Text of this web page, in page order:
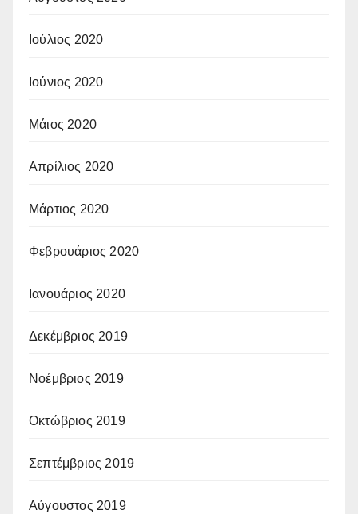
Ιούλιος 2020
Ιούνιος 2020
Μάιος 2020
Απρίλιος 2020
Μάρτιος 2020
Φεβρουάριος 2020
Ιανουάριος 2020
Δεκέμβριος 2019
Νοέμβριος 2019
Οκτώβριος 2019
Σεπτέμβριος 2019
Αύγουστος 2019